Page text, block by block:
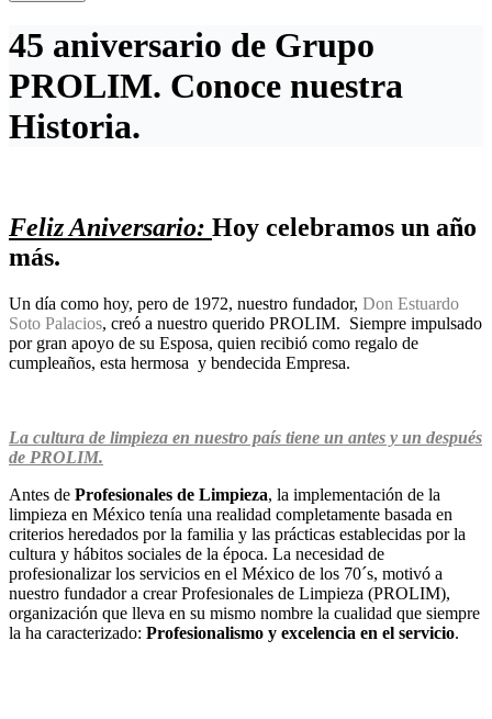
45 aniversario de Grupo
PROLIM. Conoce nuestra
Historia.
Feliz Aniversario: Hoy celebramos un año
más.
Un día como hoy, pero de 1972, nuestro fundador, Don Estuardo
Soto Palacios, creó a nuestro querido PROLIM. Siempre impulsado
por gran apoyo de su Esposa, quien recibió como regalo de
cumpleaños, esta hermosa y bendecida Empresa.
La cultura de limpieza en nuestro país tiene un antes y un después
de PROLIM.
Antes de Profesionales de Limpieza, la implementación de la
limpieza en México tenía una realidad completamente basada en
criterios heredados por la familia y las prácticas establecidas por la
cultura y hábitos sociales de la época. La necesidad de
profesionalizar los servicios en el México de los 70´s, motivó a
nuestro fundador a crear Profesionales de Limpieza (PROLIM),
organización que lleva en su mismo nombre la cualidad que siempre
la ha caracterizado: Profesionalismo y excelencia en el servicio.